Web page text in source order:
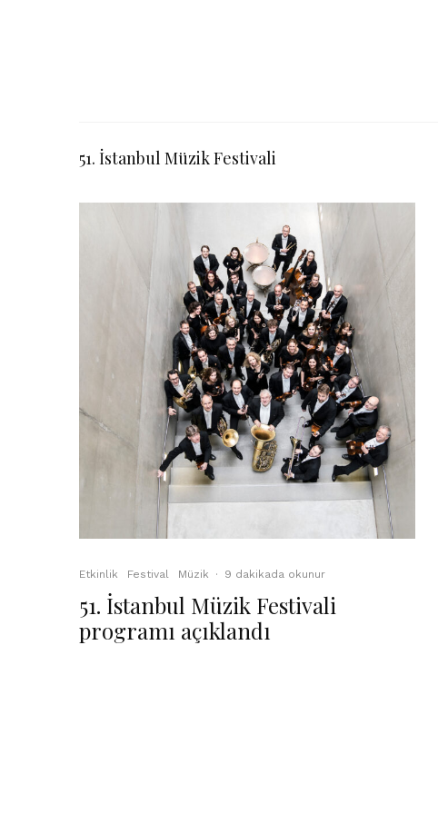
51. İstanbul Müzik Festivali
Etkinlik Festival Müzik · 9 dakikada okunur
51. İstanbul Müzik Festivali
programı açıklandı